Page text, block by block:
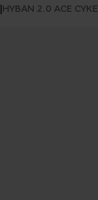
HYBAN 2.0 ACE